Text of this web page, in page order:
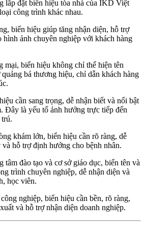
lắp đặt biển hiệu tòa nhà của IKD Việt
công trình khác nhau.
biển hiệu giúp tăng nhận diện, hỗ trợ
hình ảnh chuyên nghiệp với khách hàng
biển hiệu không chỉ thể hiện tên
bá thương hiệu, chỉ dẫn khách hàng
cần sang trọng, dễ nhận biết và nổi bật
Đây là yếu tố ảnh hưởng trực tiếp đến
khám lớn, biển hiệu cần rõ ràng, dễ
hỗ trợ định hướng cho bệnh nhân.
đào tạo và cơ sở giáo dục, biển tên và
trình chuyên nghiệp, dễ nhận diện và
học viên.
nghiệp, biển hiệu cần bền, rõ ràng,
và hỗ trợ nhận diện doanh nghiệp.